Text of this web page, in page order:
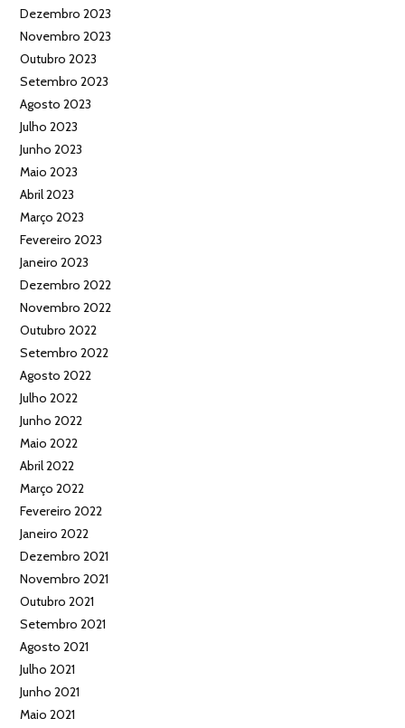
Dezembro 2023
Novembro 2023
Outubro 2023
Setembro 2023
Agosto 2023
Julho 2023
Junho 2023
Maio 2023
Abril 2023
Março 2023
Fevereiro 2023
Janeiro 2023
Dezembro 2022
Novembro 2022
Outubro 2022
Setembro 2022
Agosto 2022
Julho 2022
Junho 2022
Maio 2022
Abril 2022
Março 2022
Fevereiro 2022
Janeiro 2022
Dezembro 2021
Novembro 2021
Outubro 2021
Setembro 2021
Agosto 2021
Julho 2021
Junho 2021
Maio 2021